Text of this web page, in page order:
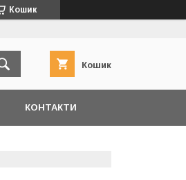
Кошик
Кошик
КОНТАКТИ